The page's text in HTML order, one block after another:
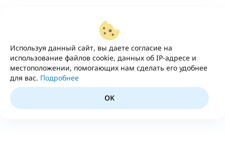
Используя данный сайт, вы даете согласие на
использование файлов cookie, данных об IP-адресе и
местоположении, помогающих нам сделать его удобнее
для вас. Подробнее
OK